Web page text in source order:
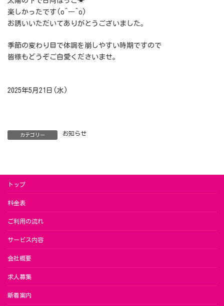
楽しかったです(o^―^o)
お誘いいただいてありがとうございました。
季節の変わり目で体調を崩しやすい時期ですので
皆様もどうぞご自愛くださいませ。
2025年5月21日(水)
カテゴリー お知らせ
トップ
料金表
ご利用の流れ
サービス内容
会社概要
求人募集
新着案内